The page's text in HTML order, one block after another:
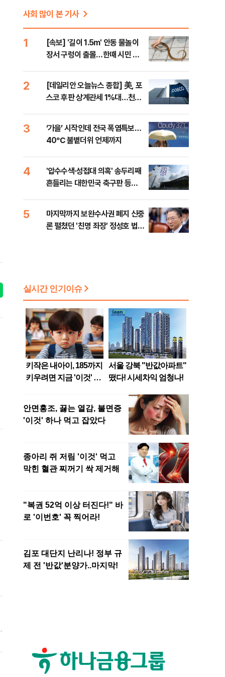
사회 많이 본 기사
1
[속보] '길이 1.5m' 안동 물놀이
장서 구렁이 출몰…한때 시민 대
2
[데일리안 오늘뉴스 종합] 美, 포
스코 후판 상계관세 1%대…천하
3
‘가을’ 시작인데 전국 폭염특보…
40℃ 불볕더위 언제까지
4
'압수수색·성접대 의혹' 송두리째
흔들리는 대한민국 축구판 등
5
마지막까지 보완수사권 폐지 신중
론 펼쳤던 '친명 좌장' 정성호 법무